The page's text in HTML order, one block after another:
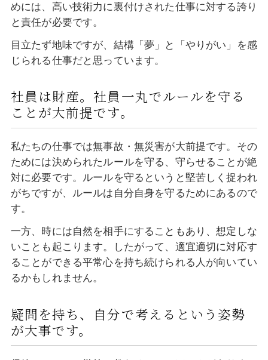
めには、高い技術力に裏付けされた仕事に対する誇り
と責任が必要です。
目立たず地味ですが、結構「夢」と「やりがい」を感
じられる仕事だと思っています。
社員は財産。社員一丸でルールを守る
ことが大前提です。
私たちの仕事では無事故・無災害が大前提です。その
ためには決められたルールを守る、守らせることが絶
対に必要です。ルールを守るというと堅苦しく捉われ
がちですが、ルールは自分自身を守るためにあるので
す。
一方、時には自然を相手にすることもあり、想定しな
いことも起こります。したがって、適宜適切に対応す
ることができる平常心を持ち続けられる人が向いてい
るかもしれません。
疑問を持ち、自分で考えるという姿勢
が大事です。